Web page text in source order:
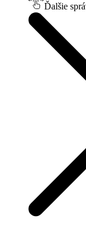
Ďalšie